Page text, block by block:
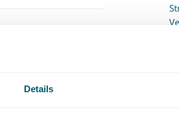
Details
niet is voldaan aan